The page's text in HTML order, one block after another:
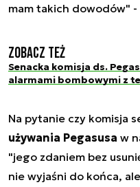
mam takich dowodów" -
Zobacz też
Senacka komisja ds.
alarmami bombowymi z
Na pytanie czy komisja
używania Pegasusa w
"jego zdaniem bez
nie wyjaśni do końca,